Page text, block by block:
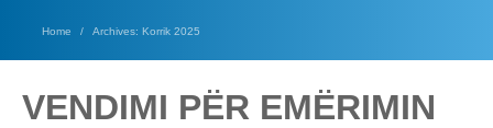
Home Archives: Korrik 2025
VENDIMI PËR EMËRIMIN